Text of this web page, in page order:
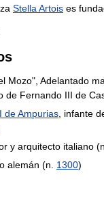
Stella Artois es
Mozo", Adelantado
de Fernando III de
de Ampurias , infante
y arquitecto italiano
alemán (n. 1300)